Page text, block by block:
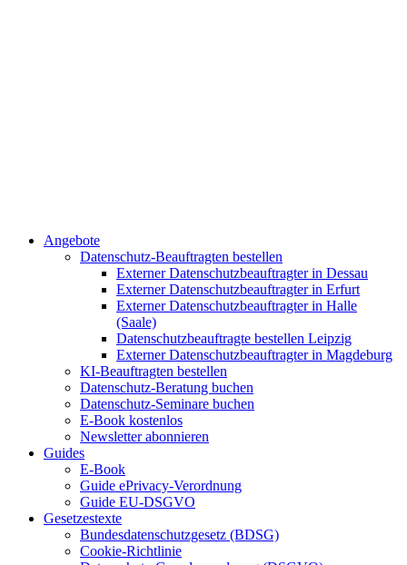
Angebote
Datenschutz-Beauftragten bestellen
Externer Datenschutzbeauftragter in Dessau
Externer Datenschutzbeauftragter in Erfurt
Externer Datenschutzbeauftragter in Halle
(Saale)
Datenschutzbeauftragte bestellen Leipzig
Externer Datenschutzbeauftragter in Magdeburg
KI-Beauftragten bestellen
Datenschutz-Beratung buchen
Datenschutz-Seminare buchen
E-Book kostenlos
Newsletter abonnieren
Guides
E-Book
Guide ePrivacy-Verordnung
Guide EU-DSGVO
Gesetzestexte
Bundesdatenschutzgesetz (BDSG)
Cookie-Richtlinie